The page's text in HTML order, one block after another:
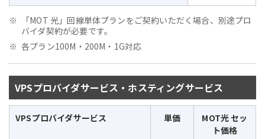
「MOT 光」回線単体プランをご契約いただく場合、別途プロ
バイダ契約が必要です。
各プラン100M・200M・1G対応
VPSプロバイダサービス・ホスティングサービス
VPSプロバイダサービス 単価
MOT光 セッ
ト価格